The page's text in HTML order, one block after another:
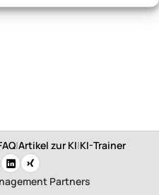
|Artikel zur KI|KI-Trainer
Partners